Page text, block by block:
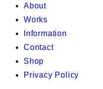
About
Works
Information
Contact
Shop
Privacy Policy